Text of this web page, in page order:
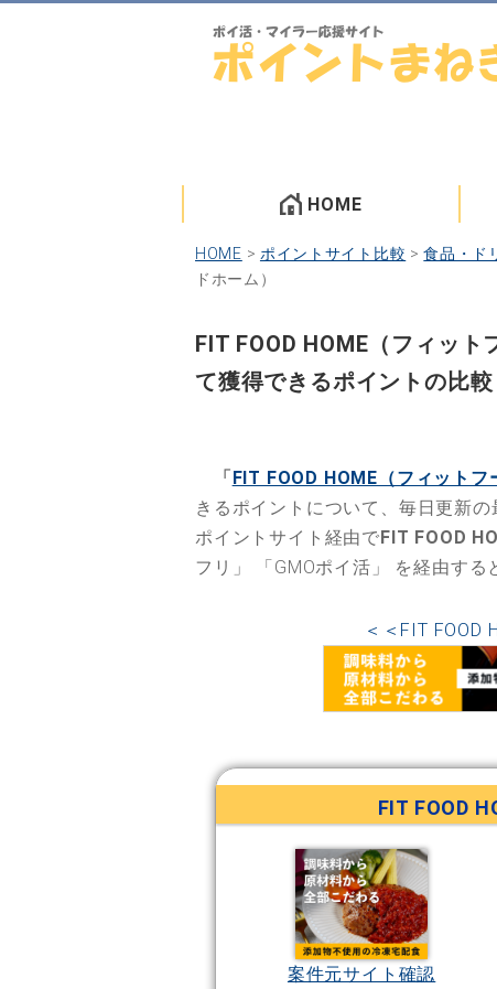
HOME
HOME > ポイントサイト比較 >食品・ド
ドホーム）
FIT FOOD HOME（フィッ
て獲得できるポイントの比較
「FIT FOOD HOME（フィットフ
きるポイントについて、毎日更新
ポイントサイト経由でFIT FOOD
フリ」
「GMOポイ活」 を経由する
＜＜FIT FOOD
FIT FOOD
案件元サイト確認